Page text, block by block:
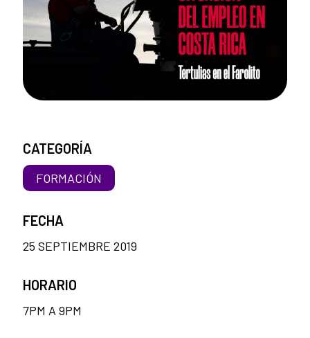
CATEGORÍA
FORMACIÓN
FECHA
25 SEPTIEMBRE 2019
HORARIO
7PM A 9PM